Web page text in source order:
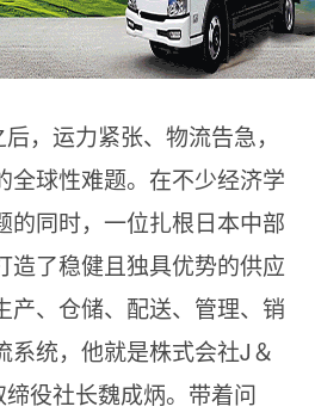
2023/1/12 14:51:35
，运力紧张、物流告急，
全球性难题。在不少经济学
的同时，一位扎根日本中部
造了稳健且独具优势的供应
产、仓储、配送、管理、销
系统，他就是株式会社J＆
役社长魏成炳。带着问